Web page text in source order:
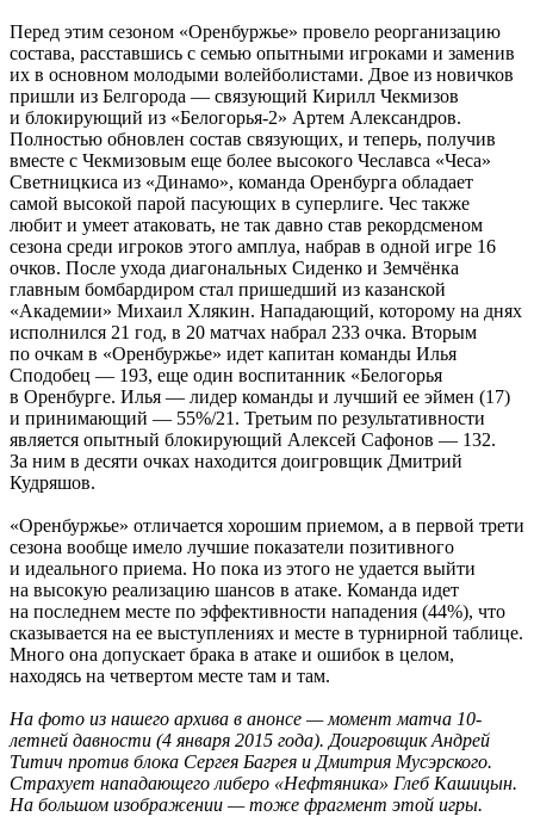
Перед этим сезоном «Оренбуржье» провело реорганизацию
состава, расставшись с семью опытными игроками и заменив
их в основном молодыми волейболистами. Двое из новичков
пришли из Белгорода — связующий Кирилл Чекмизов
и блокирующий из «Белогорья-2» Артем Александров.
Полностью обновлен состав связующих, и теперь, получив
вместе с Чекмизовым еще более высокого Чеславса «Чеса»
Светницкиса из «Динамо», команда Оренбурга обладает
самой высокой парой пасующих в суперлиге. Чес также
любит и умеет атаковать, не так давно став рекордсменом
сезона среди игроков этого амплуа, набрав в одной игре 16
очков. После ухода диагональных Сиденко и Земчёнка
главным бомбардиром стал пришедший из казанской
«Академии» Михаил Хлякин. Нападающий, которому на днях
исполнился 21 год, в 20 матчах набрал 233 очка. Вторым
по очкам в «Оренбуржье» идет капитан команды Илья
Сподобец — 193, еще один воспитанник «Белогорья
в Оренбурге. Илья — лидер команды и лучший ее эймен (17)
и принимающий — 55%/21. Третьим по результативности
является опытный блокирующий Алексей Сафонов — 132.
За ним в десяти очках находится доигровщик Дмитрий
Кудряшов.
«Оренбуржье» отличается хорошим приемом, а в первой трети
сезона вообще имело лучшие показатели позитивного
и идеального приема. Но пока из этого не удается выйти
на высокую реализацию шансов в атаке. Команда идет
на последнем месте по эффективности нападения (44%), что
сказывается на ее выступлениях и месте в турнирной таблице.
Много она допускает брака в атаке и ошибок в целом,
находясь на четвертом месте там и там.
На фото из нашего архива в анонсе — момент матча 10-
летней давности (4 января 2015 года). Доигровщик Андрей
Титич против блока Сергея Багрея и Дмитрия Мусэрского.
Страхует нападающего либеро «Нефтяника» Глеб Кашицын.
На большом изображении — тоже фрагмент этой игры.